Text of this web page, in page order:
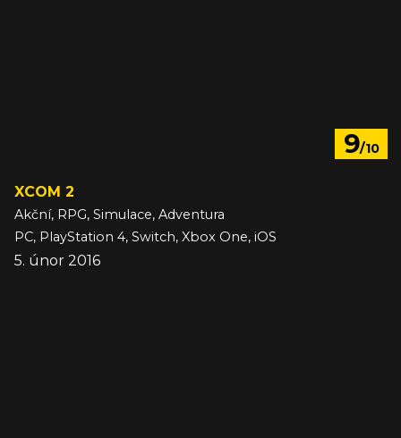
9/10
XCOM 2
Akční, RPG, Simulace, Adventura
PC, PlayStation 4, Switch, Xbox One, iOS
5. únor 2016